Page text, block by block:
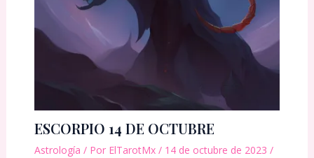
ESCORPIO 14 DE OCTUBRE
Astrología / Por ElTarotMx / 14 de octubre de 2023 /